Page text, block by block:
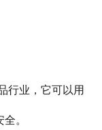
行业，它可以用
。